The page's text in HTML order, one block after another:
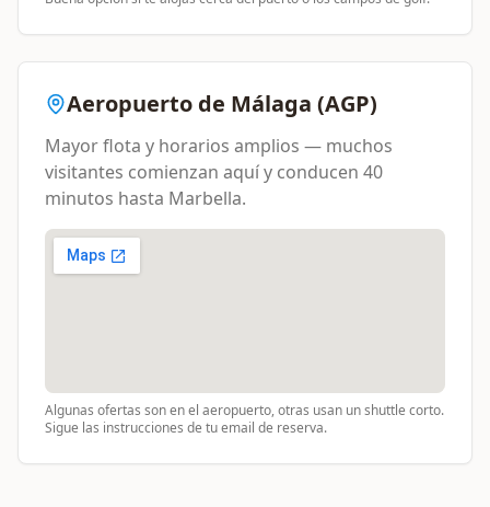
Aeropuerto de Málaga (AGP)
Mayor flota y horarios amplios — muchos
visitantes comienzan aquí y conducen 40
minutos hasta Marbella.
Algunas ofertas son en el aeropuerto, otras usan un shuttle corto.
Sigue las instrucciones de tu email de reserva.